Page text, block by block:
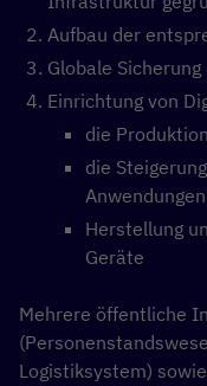
Aufbau der
Globale
Einrichtung von
die
die
Herstellung
Geräte
Mehrere öffentliche
Logistiksystem)